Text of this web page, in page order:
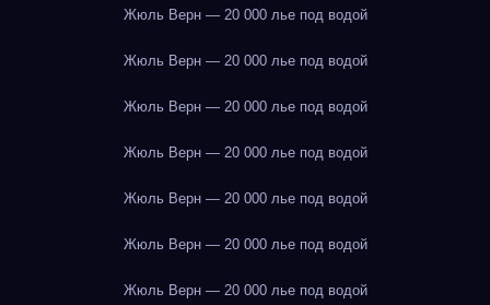
Жюль Верн — 20 000 лье под водой
Жюль Верн — 20 000 лье под водой
Жюль Верн — 20 000 лье под водой
Жюль Верн — 20 000 лье под водой
Жюль Верн — 20 000 лье под водой
Жюль Верн — 20 000 лье под водой
Жюль Верн — 20 000 лье под водой